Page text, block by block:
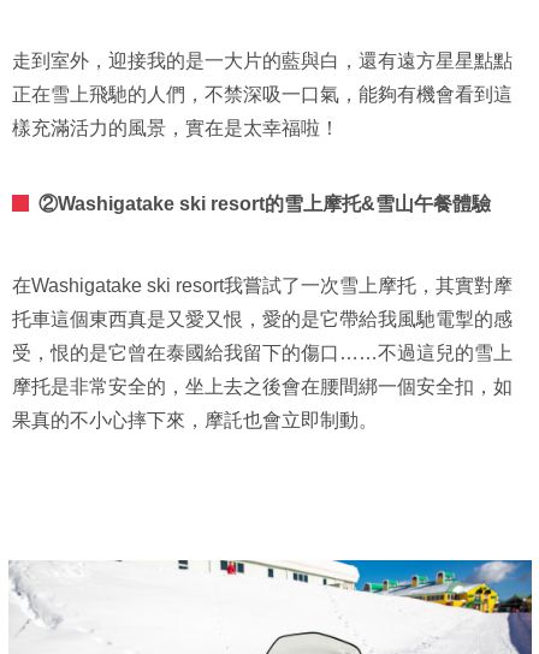
走到室外，迎接我的是一大片的藍與白，還有遠方星星點點
正在雪上飛馳的人們，不禁深吸一口氣，能夠有機會看到這
樣充滿活力的風景，實在是太幸福啦！
②Washigatake ski resort的雪上摩托&雪山午餐體驗
在Washigatake ski resort我嘗試了一次雪上摩托，其實對摩
托車這個東西真是又愛又恨，愛的是它帶給我風馳電掣的感
受，恨的是它曾在泰國給我留下的傷口……不過這兒的雪上
摩托是非常安全的，坐上去之後會在腰間綁一個安全扣，如
果真的不小心摔下來，摩託也會立即制動。